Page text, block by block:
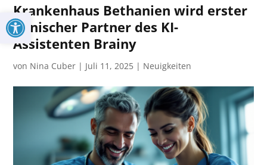
Werkzeugleiste öffnen
Krankenhaus Bethanien wird erster
klinischer Partner des KI-
Assistenten Brainy
von Nina Cuber | Juli 11, 2025 | Neuigkeiten